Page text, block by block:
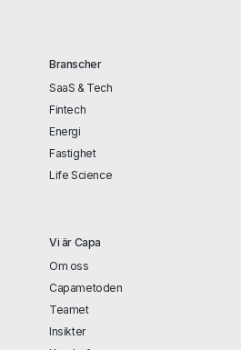
Branscher
SaaS & Tech
Fintech
Energi
Fastighet
Life Science
Vi är Capa
Om oss
Capametoden
Teamet
Insikter